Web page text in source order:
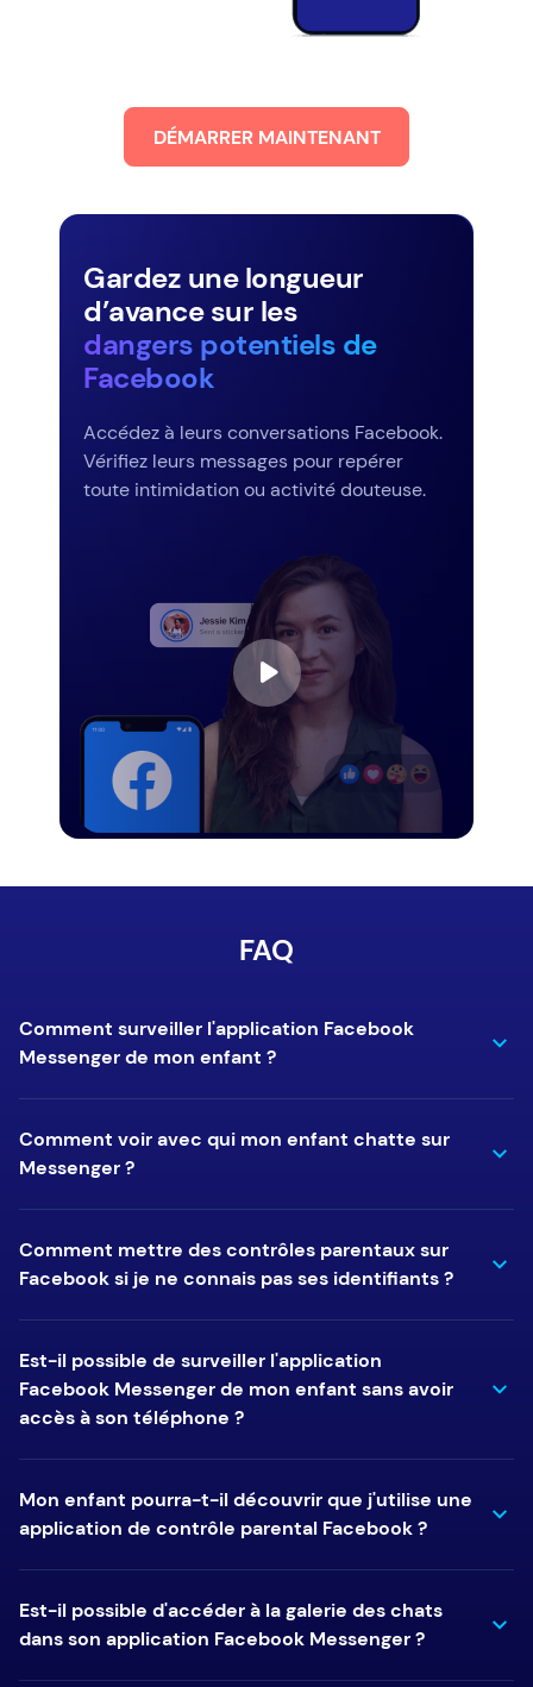
DÉMARRER MAINTENANT
Gardez une longueur
d’avance sur les
dangers potentiels de
Facebook
Accédez à leurs conversations Facebook.
Vérifiez leurs messages pour repérer
toute intimidation ou activité douteuse.
FAQ
Comment surveiller l'application Facebook
Messenger de mon enfant ?
Comment voir avec qui mon enfant chatte sur
Messenger ?
Comment mettre des contrôles parentaux sur
Facebook si je ne connais pas ses identifiants ?
Est-il possible de surveiller l'application
Facebook Messenger de mon enfant sans avoir
accès à son téléphone ?
Mon enfant pourra-t-il découvrir que j'utilise une
application de contrôle parental Facebook ?
Est-il possible d'accéder à la galerie des chats
dans son application Facebook Messenger ?